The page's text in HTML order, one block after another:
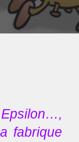
fabrique